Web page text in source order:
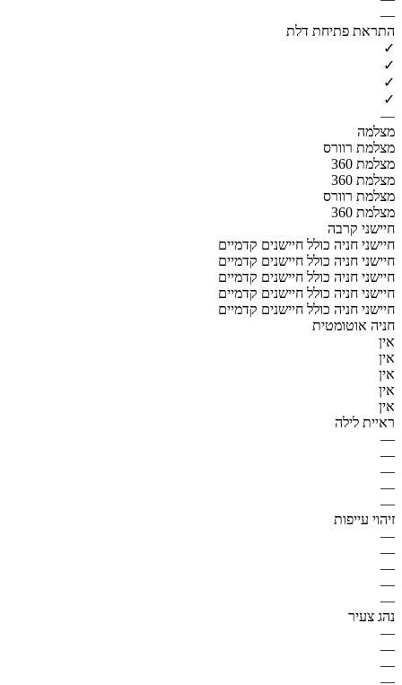
—
התראת פתיחת דלת
✓
✓
✓
✓
—
מצלמה
מצלמת רוורס
מצלמת 360
מצלמת 360
מצלמת רוורס
מצלמת 360
חיישני קרבה
חיישני חניה כולל חיישנים קדמיים
חיישני חניה כולל חיישנים קדמיים
חיישני חניה כולל חיישנים קדמיים
חיישני חניה כולל חיישנים קדמיים
חיישני חניה כולל חיישנים קדמיים
חניה אוטומטית
אין
אין
אין
אין
אין
ראיית לילה
—
—
—
—
—
זיהוי עייפות
—
—
—
—
—
נהג צעיר
—
—
—
—